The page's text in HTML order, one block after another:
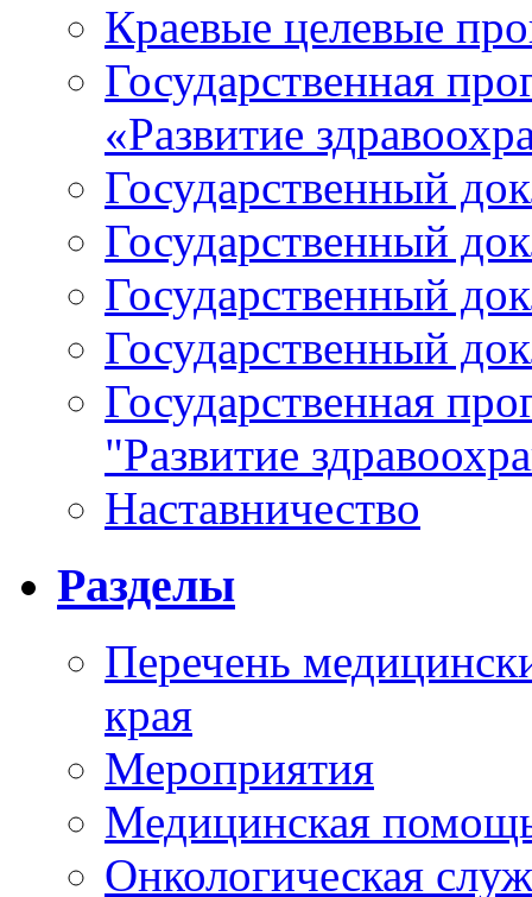
Краевые целевые
Государственная
«Развитие
Государственный
Государственный
Государственный
Государственный
Государственная
"Развитие
Наставничество
Разделы
Перечень
края
Мероприятия
Медицинская
Онкологическая